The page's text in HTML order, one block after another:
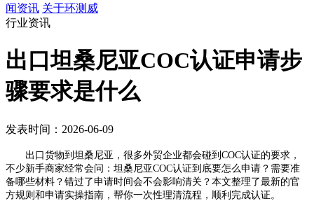
闻资讯 关于环测威
行业资讯
出口坦桑尼亚COC认证申请步
骤要求是什么
发表时间：2026-06-09
出口货物到坦桑尼亚，很多外贸企业都会碰到COC认证的要求，
不少新手商家经常会问：坦桑尼亚COC认证到底要怎么申请？需要准
备哪些材料？错过了申请时间会不会影响清关？本文整理了最新的官
方规则和申请实操指南，帮你一次性理清流程，顺利完成认证。